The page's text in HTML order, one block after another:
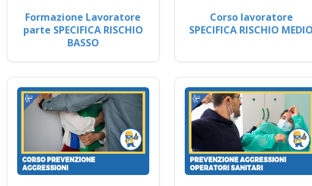
Formazione Lavoratore
parte SPECIFICA RISCHIO
BASSO
Corso lavoratore
SPECIFICA RISCHIO